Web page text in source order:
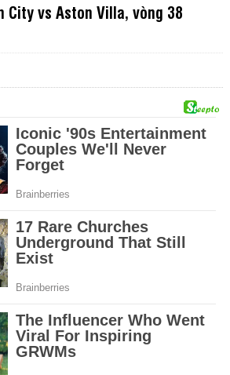
City vs Aston Villa, vòng 38